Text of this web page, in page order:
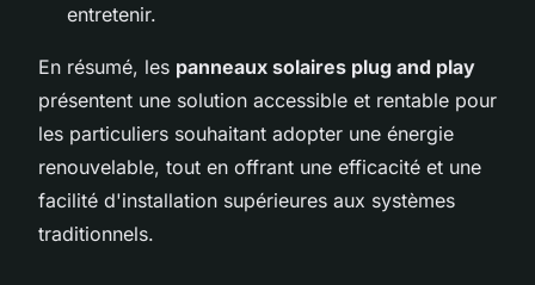
entretenir.
En résumé, les panneaux solaires plug and play
présentent une solution accessible et rentable pour
les particuliers souhaitant adopter une énergie
renouvelable, tout en offrant une efficacité et une
facilité d'installation supérieures aux systèmes
traditionnels.